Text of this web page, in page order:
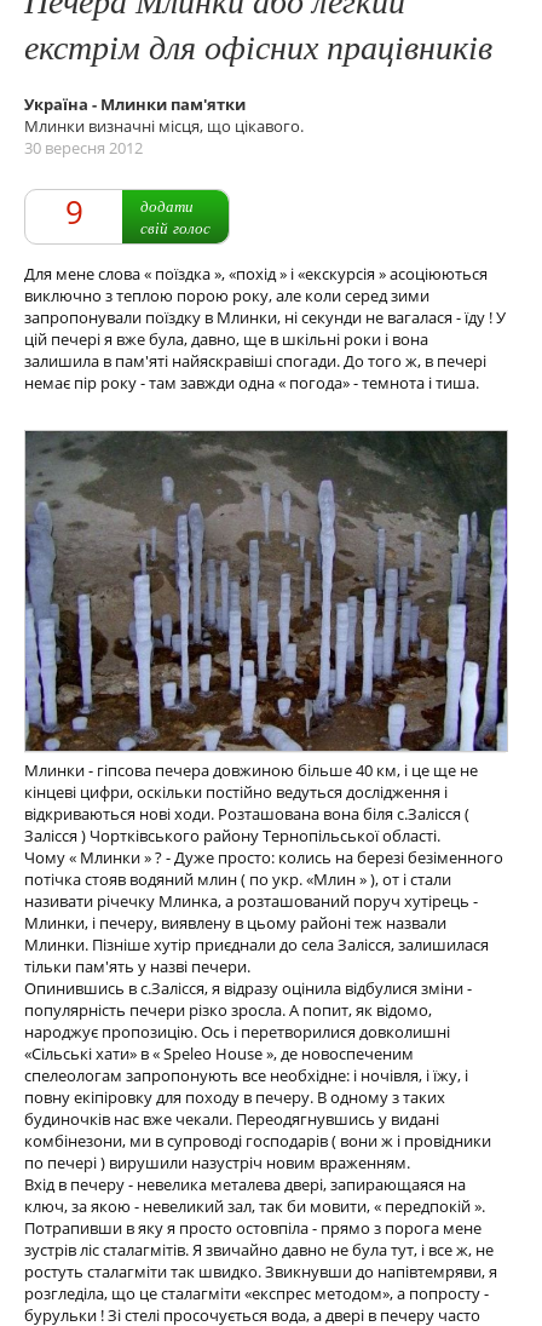
екстрім для офісних працівників
Україна - Млинки пам'ятки
Млинки визначні місця, що цікавого.
30 вересня 2012
9
додати
свій голос
Для мене слова « поїздка », «похід » і «екскурсія » асоціюються
виключно з теплою порою року, але коли серед зими
запропонували поїздку в Млинки, ні секунди не вагалася - їду ! У
цій печері я вже була, давно, ще в шкільні роки і вона
залишила в пам'яті найяскравіші спогади. До того ж, в печері
немає пір року - там завжди одна « погода» - темнота і тиша.
Млинки - гіпсова печера довжиною більше 40 км, і це ще не
кінцеві цифри, оскільки постійно ведуться дослідження і
відкриваються нові ходи. Розташована вона біля с.Залісся (
Залісся ) Чортківського району Тернопільської області.
Чому « Млинки » ? - Дуже просто: колись на березі безіменного
потічка стояв водяний млин ( по укр. «Млин » ), от і стали
називати річечку Млинка, а розташований поруч хутірець -
Млинки, і печеру, виявлену в цьому районі теж назвали
Млинки. Пізніше хутір приєднали до села Залісся, залишилася
тільки пам'ять у назві печери.
Опинившись в с.Залісся, я відразу оцінила відбулися зміни -
популярність печери різко зросла. А попит, як відомо,
народжує пропозицію. Ось і перетворилися довколишні
«Сільські хати» в « Speleo House », де новоспеченим
спелеологам запропонують все необхідне: і ночівля, і їжу, і
повну екіпіровку для походу в печеру. В одному з таких
будиночків нас вже чекали. Переодягнувшись у видані
комбінезони, ми в супроводі господарів ( вони ж і провідники
по печері ) вирушили назустріч новим враженням.
Вхід в печеру - невелика металева двері, запирающаяся на
ключ, за якою - невеликий зал, так би мовити, « передпокій ».
Потрапивши в яку я просто остовпіла - прямо з порога мене
зустрів ліс сталагмітів. Я звичайно давно не була тут, і все ж, не
ростуть сталагміти так швидко. Звикнувши до напівтемряви, я
розгледіла, що це сталагміти «експрес методом», а попросту -
бурульки ! Зі стелі просочується вода, а двері в печеру часто